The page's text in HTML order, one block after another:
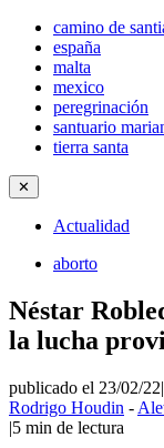
camino de
españa
malta
mexico
peregrinación
santuario
tierra santa
✕
Actualidad
aborto
Néstar
la lucha
publicado el 23/02/22|
Rodrigo Houdin -
|5 min de lectura